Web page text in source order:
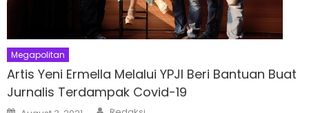
Megapolitan
Artis Yeni Ermella Melalui YPJI Beri Bantuan Buat
Jurnalis Terdampak Covid-19
Posted Author